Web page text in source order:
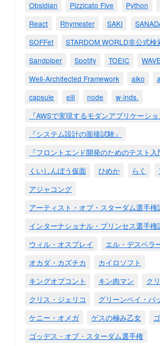
Obsidian Pizzicato Five Python
React
Rhymester SAKI
SOFFet
STARDOM WORLD非公式検
Sandpiper
Spotify TOEIC
Well-Architected Framework
aiko
capsule
eill node
w-inds.
『AWSで実現するモダンアプリケーショ
『システム設計の面接試験』
『フロントエンド開発のためのテスト入
くいしんぼう仮面
ひめか らく
アジャコング
アーティスト・オブ・スターダム選手権
インターナショナル・プリンセス選手権
ウィル・オスプレイ
エル・デスペラ
オカダ・カズチカ
カイロソフト
キングオブコント
キン肉マン
ク
クリス・ジェリコ
グリーンベイ・パ
ケニー・オメガ
ゲスの極み乙女
ゴッデス・オブ・スターダム選手権